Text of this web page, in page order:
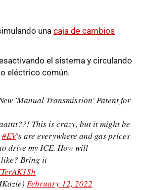
una caja de cambios
el sistema y circulando
eléctrico común.
'Manual Transmission' Patent for
This is crazy, but it might be
#EV's are everywhere and gas prices
drive my ICE. How will
Bring it
February 12, 2022